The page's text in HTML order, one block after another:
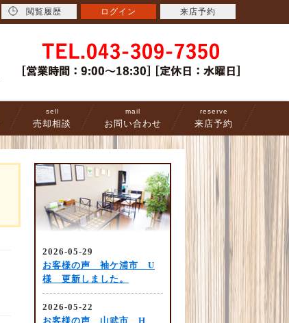
sell
売却相談
mail
お問い合わせ
reserve
来店予約
閲覧履歴 ログイン 来店予約